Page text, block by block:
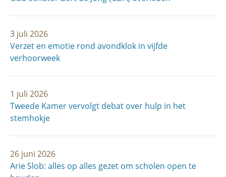
3 juli 2026
Verzet en emotie rond avondklok in vijfde
verhoorweek
1 juli 2026
Tweede Kamer vervolgt debat over hulp in het
stemhokje
26 juni 2026
Arie Slob: alles op alles gezet om scholen open te